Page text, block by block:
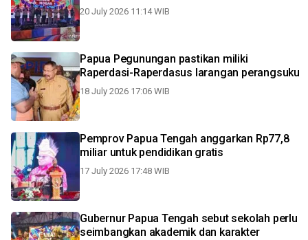
20 July 2026 11:14 WIB
Papua Pegunungan pastikan miliki
Raperdasi-Raperdasus larangan perangsuku
18 July 2026 17:06 WIB
Pemprov Papua Tengah anggarkan Rp77,8
miliar untuk pendidikan gratis
17 July 2026 17:48 WIB
Gubernur Papua Tengah sebut sekolah perlu
seimbangkan akademik dan karakter